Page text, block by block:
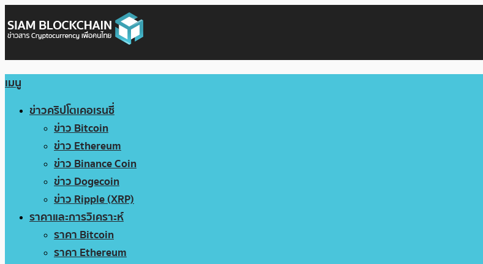
เมนู
ข่าวคริปโตเคอเรนซี่
ข่าว Bitcoin
ข่าว Ethereum
ข่าว Binance Coin
ข่าว Dogecoin
ข่าว Ripple (XRP)
ราคาและการวิเคราะห์
ราคา Bitcoin
ราคา Ethereum